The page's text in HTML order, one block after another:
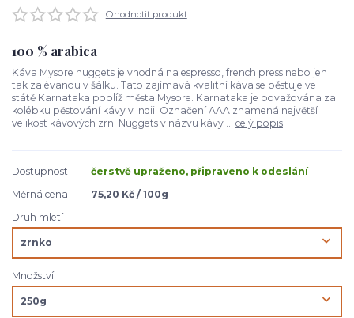
Ohodnotit produkt
100 % arabica
Káva Mysore nuggets je vhodná na espresso, french press nebo jen
tak zalévanou v šálku. Tato zajímavá kvalitní káva se pěstuje ve
státě Karnataka poblíž města Mysore. Karnataka je považována za
kolébku pěstování kávy v Indii. Označení AAA znamená největší
velikost kávových zrn. Nuggets v názvu kávy ... celý popis
Dostupnost
čerstvě upraženo, připraveno k odeslání
Měrná cena
75,20 Kč / 100g
Druh mletí
Množství